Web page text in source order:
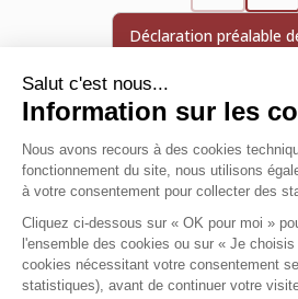
Déclaration préalable
Délai de recours des tiers
de faible importance, comme
modifications de façade ou